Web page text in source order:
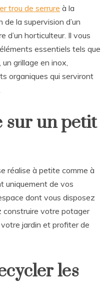
trou de serrure à la
de la supervision d’un
d’un horticulteur. Il vous
essentiels tels que
grillage en inox,
organiques qui serviront
sur un petit
réalise à petite comme à
uniquement de vos
dont vous disposez
construire votre potager
jardin et profiter de
les